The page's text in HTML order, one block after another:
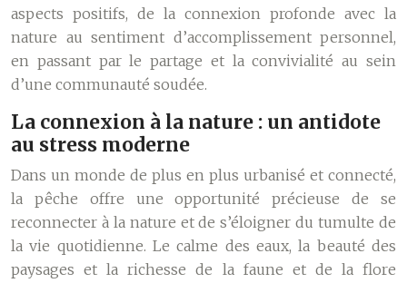
aspects positifs, de la connexion profonde avec la
nature au sentiment d’accomplissement personnel,
en passant par le partage et la convivialité au sein
d’une communauté soudée.
La connexion à la nature : un antidote
au stress moderne
Dans un monde de plus en plus urbanisé et connecté,
la pêche offre une opportunité précieuse de se
reconnecter à la nature et de s’éloigner du tumulte de
la vie quotidienne. Le calme des eaux, la beauté des
paysages et la richesse de la faune et de la flore